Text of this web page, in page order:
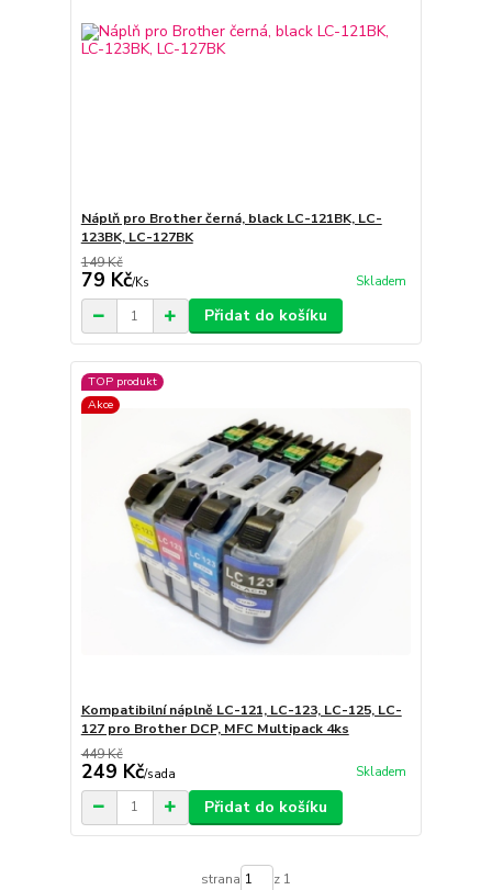
Náplň pro Brother černá, black LC-121BK, LC-
123BK, LC-127BK
149 Kč
79 Kč/Ks Skladem
Přidat do košíku
TOP produkt
Akce
Kompatibilní náplně LC-121, LC-123, LC-125, LC-
127 pro Brother DCP, MFC Multipack 4ks
449 Kč
249 Kč/sada Skladem
Přidat do košíku
strana z 1